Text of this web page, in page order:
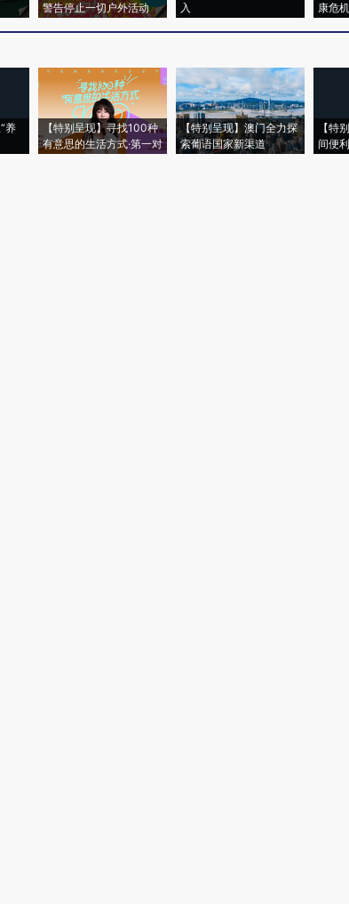
警告停止一切户外活动
入
康危机
养
【特别呈现】寻找100种
有意思的生活方式·第一对
【特别呈现】澳门全力探
索葡语国家新渠道
【特
间便